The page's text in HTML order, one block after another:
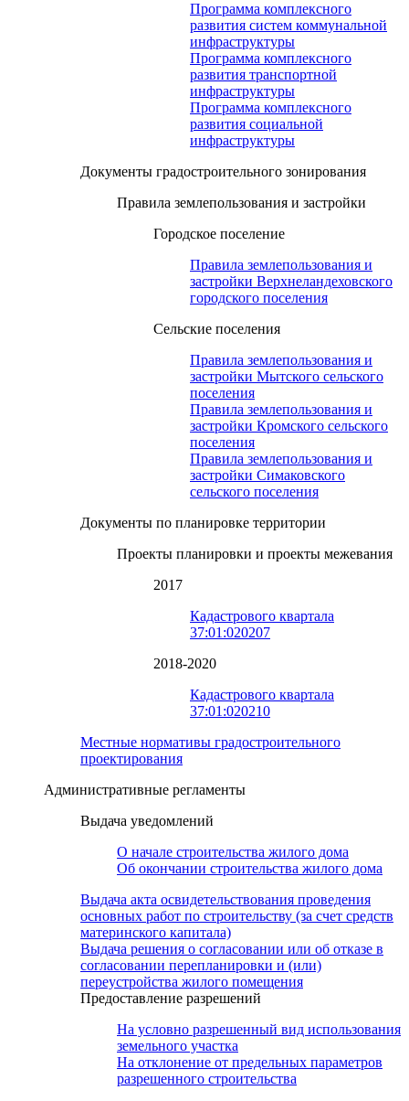
Программа комплексного
развития систем коммунальной
инфраструктуры
Программа комплексного
развития транспортной
инфраструктуры
Программа комплексного
развития социальной
инфраструктуры
Документы градостроительного зонирования
Правила землепользования и застройки
Городское поселение
Правила землепользования и
застройки Верхнеландеховского
городского поселения
Сельские поселения
Правила землепользования и
застройки Мытского сельского
поселения
Правила землепользования и
застройки Кромского сельского
поселения
Правила землепользования и
застройки Симаковского
сельского поселения
Документы по планировке территории
Проекты планировки и проекты межевания
2017
Кадастрового квартала
37:01:020207
2018-2020
Кадастрового квартала
37:01:020210
Местные нормативы градостроительного
проектирования
Административные регламенты
Выдача уведомлений
О начале строительства жилого дома
Об окончании строительства жилого дома
Выдача акта освидетельствования проведения
основных работ по строительству (за счет средств
материнского капитала)
Выдача решения о согласовании или об отказе в
согласовании перепланировки и (или)
переустройства жилого помещения
Предоставление разрешений
На условно разрешенный вид использования
земельного участка
На отклонение от предельных параметров
разрешенного строительства